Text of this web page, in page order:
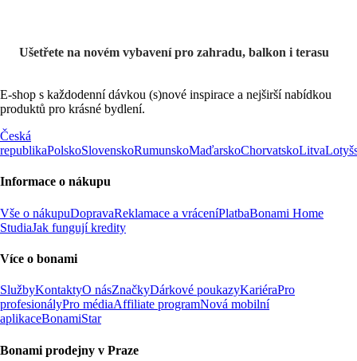
Ušetřete na novém vybavení pro zahradu, balkon i terasu
E-shop s každodenní dávkou (s)nové inspirace a nejširší nabídkou
produktů pro krásné bydlení.
Česká
republikaPolskoSlovenskoRumunskoMaďarskoChorvatskoLitva
Informace o nákupu
Vše o nákupuDopravaReklamace a vráceníPlatbaBonami Home
StudiaJak fungují kredity
Více o bonami
SlužbyKontaktyO násZnačkyDárkové poukazyKariéraPro
profesionályPro médiaAffiliate programNová mobilní
aplikaceBonamiStar
Bonami prodejny v Praze